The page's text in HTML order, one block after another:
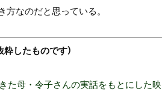
方なのだと思っている。
粋したものです）
た母・令子さんの実話をもとにした映